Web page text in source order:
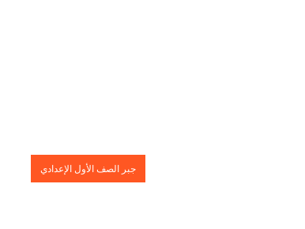
جبر الصف الأول الإعدادي